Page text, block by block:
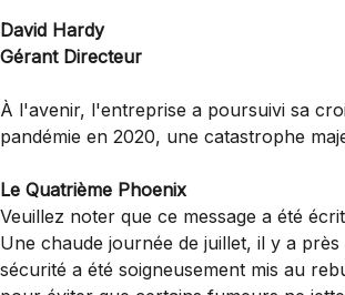
David Hardy
Gérant Directeur
À l'avenir, l'entreprise a poursuivi sa
pandémie en 2020, une catastrophe
Le Quatrième Phoenix
Veuillez noter que ce message a été
Une chaude journée de juillet, il y a
sécurité a été soigneusement mis au